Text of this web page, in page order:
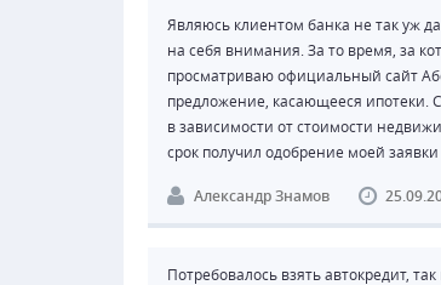
Являюсь клиентом банка не так уж
на себя внимания. За то время, за
просматриваю официальный сайт
предложение, касающееся ипотеки. С
в зависимости от стоимости
срок получил одобрение моей
Александр Знамов
Потребовалось взять автокредит,